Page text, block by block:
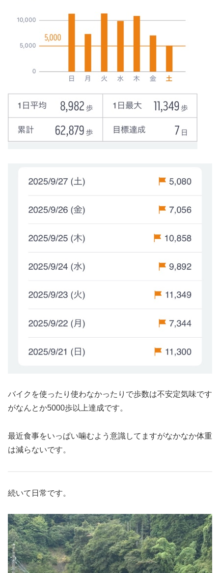
バイクを使ったり使わなかったりで歩数は不安定気味です
がなんとか5000歩以上達成です。
最近食事をいっぱい噛むよう意識してますがなかなか体重
は減らないです。
続いて日常です。